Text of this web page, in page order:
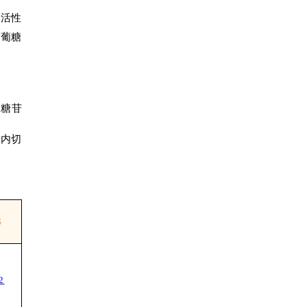
性
糖
苷
切